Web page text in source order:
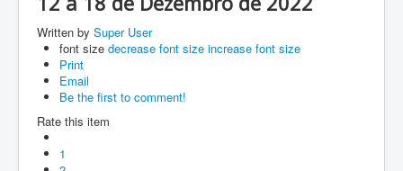
Antigonas
Written by Super User
font size decrease font size increase font size
Print
Email
Be the first to comment!
Rate this item
1